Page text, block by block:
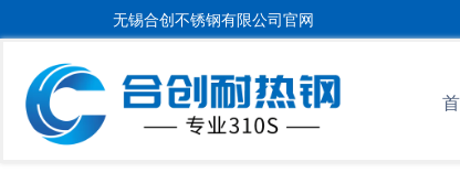
无锡合创不锈钢有限公司官网